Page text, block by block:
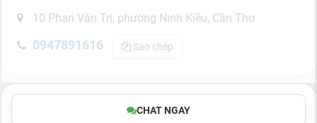
10 Phan Văn Trị, phường Ninh Kiều, Cần Thơ
0947891616 Sao chép
CHAT NGAY